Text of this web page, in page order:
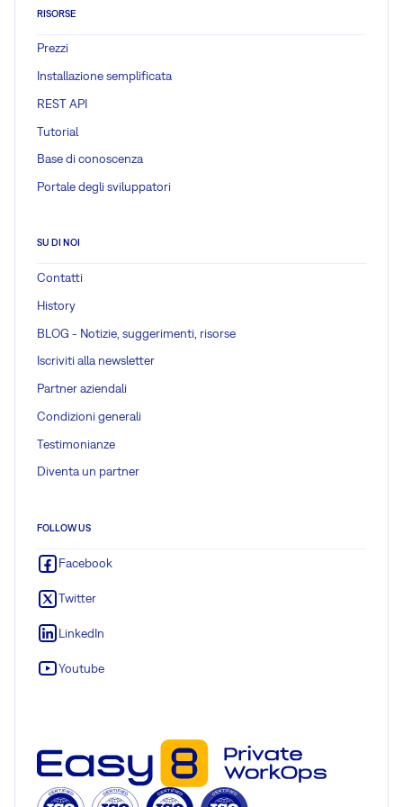
RISORSE
Prezzi
Installazione semplificata
REST API
Tutorial
Base di conoscenza
Portale degli sviluppatori
SU DI NOI
Contatti
History
BLOG - Notizie, suggerimenti, risorse
Iscriviti alla newsletter
Partner aziendali
Condizioni generali
Testimonianze
Diventa un partner
FOLLOW US
Facebook
Twitter
LinkedIn
Youtube